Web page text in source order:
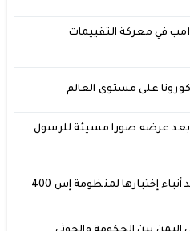
في معركة التقييمات
عرضه صورا مسيئة للرسول
إختبارها لمنظومة إس 400